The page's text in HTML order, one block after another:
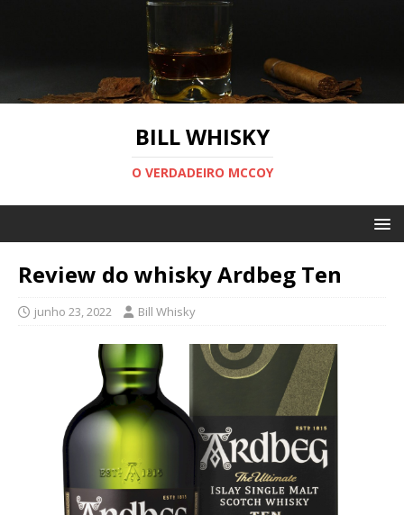
BILL WHISKY
O VERDADEIRO MCCOY
Review do whisky Ardbeg Ten
junho 23, 2022 Bill Whisky